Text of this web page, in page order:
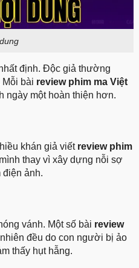
định. Độc giả thường
bài review phim ma Việt
ngày một hoàn thiện hơn.
khán giả viết review phim
thay vì xây dựng nỗi sợ
điện ảnh.
vánh. Một số bài review
đều do con người bị ảo
thấy hụt hẫng.